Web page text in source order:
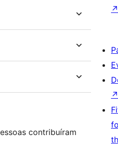
contribuíram
↗
↗